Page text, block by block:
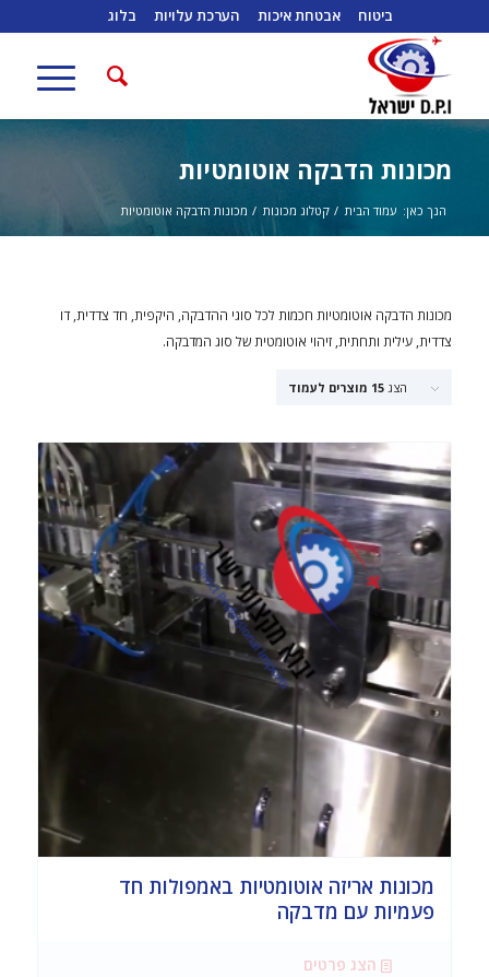
ביטוח אבטחת איכות הערכת עלויות בלוג
מכונות הדבקה אוטומטיות
הנך כאן: עמוד הבית / קטלוג מכונות / מכונות הדבקה אוטומטיות
מכונות הדבקה אוטומטיות חכמות לכל סוגי ההדבקה, היקפית, חד צדדית, דו
צדדית, עילית ותחתית, זיהוי אוטומטית של סוג המדבקה.
הצג 15 מוצרים לעמוד
מכונות אריזה אוטומטיות באמפולות חד
פעמיות עם מדבקה
הצג פרטים